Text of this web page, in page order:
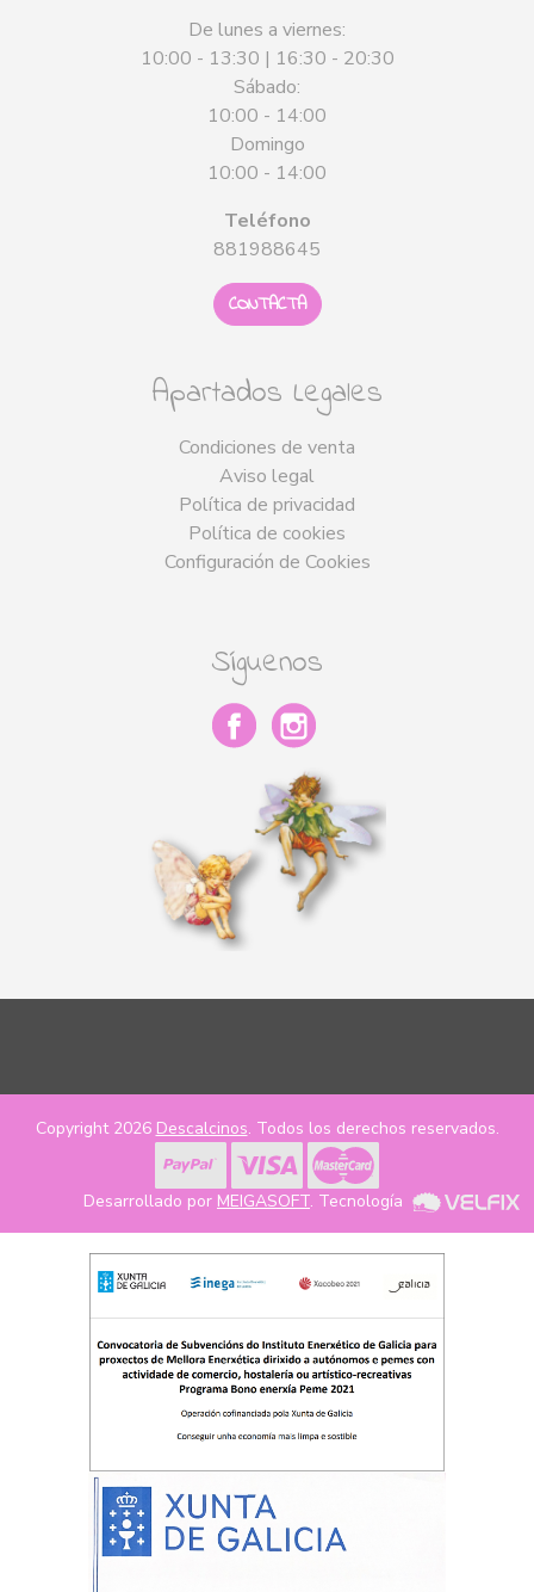
De lunes a viernes:
10:00 - 13:30 | 16:30 - 20:30
Sábado:
10:00 - 14:00
Domingo
10:00 - 14:00
Teléfono
881988645
CONTACTA
Apartados Legales
Condiciones de venta
Aviso legal
Política de privacidad
Política de cookies
Configuración de Cookies
Síguenos
Copyright 2026 Descalcinos. Todos los derechos reservados.
Desarrollado por MEIGASOFT. Tecnología